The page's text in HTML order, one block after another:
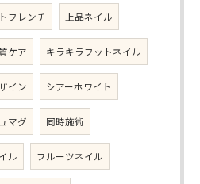
フレンチ 上品ネイル
ケア キラキラフットネイル
イン シアーホワイト
マグ 同時施術
ル フルーツネイル